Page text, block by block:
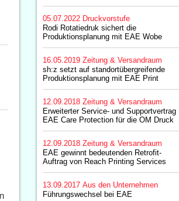
05.07.2022 Druckvorstufe
Rodi Rotatiedruk sichert die
Produktionsplanung mit EAE Wobe
16.05.2019 Zeitung & Versandraum
sh:z setzt auf standortübergreifende
Produktionsplanung mit EAE Print
12.09.2018 Zeitung & Versandraum
Erweiterter Service- und Supportvertrag
EAE Care Protection für die OM Druck
12.09.2018 Zeitung & Versandraum
EAE gewinnt bedeutenden Retrofit-
Auftrag von Reach Printing Services
13.09.2017 Aus den Unternehmen
Führungswechsel bei EAE